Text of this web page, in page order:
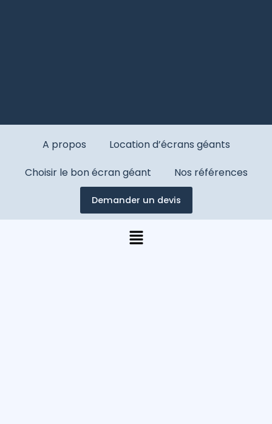
A propos
Location d’écrans géants
Choisir le bon écran géant
Nos références
Demander un devis
Menu